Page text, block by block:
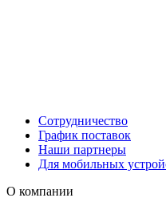
Сотрудничество
График поставок
Наши партнеры
Для мобильных
О компании